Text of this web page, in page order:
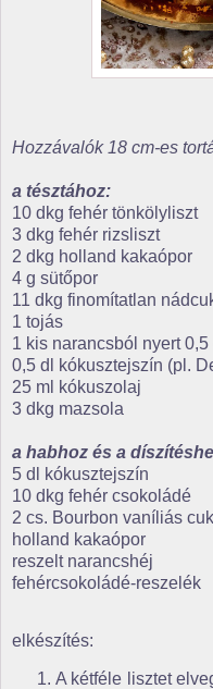
Hozzávalók 18 cm-es
a tésztához:
10 dkg fehér tönkölyliszt
3 dkg fehér rizsliszt
2 dkg holland kakaópor
4 g sütőpor
11 dkg finomítatlan
1 tojás
1 kis narancsból nyert
0,5 dl kókusztejszín (pl.
25 ml kókuszolaj
3 dkg mazsola
a habhoz és a
5 dl kókusztejszín
10 dkg fehér csokoládé
2 cs. Bourbon vaníliás
holland kakaópor
reszelt narancshéj
fehércsokoládé-reszelék
elkészítés:
A kétféle lisztet